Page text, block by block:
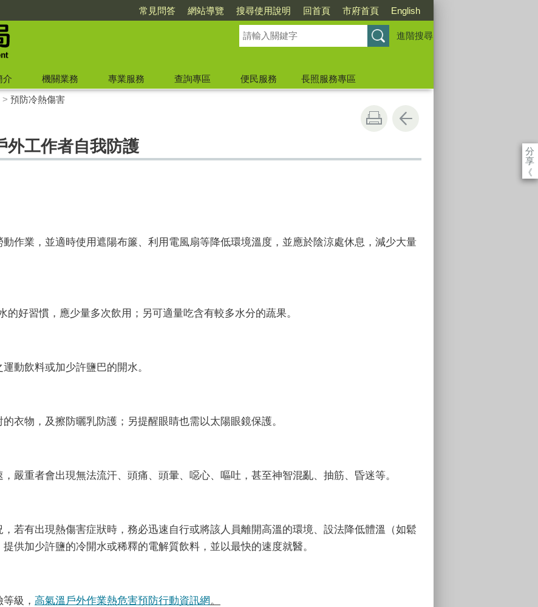
常見問答 網站導覽 搜尋使用說明 回首頁 市府首頁 English
進階搜尋
介 機關業務 專業服務 查詢專區 便民服務
長照服務專區
> 預防冷熱傷害
分
享
《
外工作者自我防護
作業，並適時使用遮陽布簾、利用電風扇等降低環境溫度，並應於陰涼處休息，減少大量
的好習慣，應少量多次飲用；另可適量吃含有較多水分的蔬果。
動飲料或加少許鹽巴的開水。
衣物，及擦防曬乳防護；另提醒眼睛也需以太陽眼鏡保護。
嚴重者會出現無法流汗、頭痛、頭暈、噁心、嘔吐，甚至神智混亂、抽筋、昏迷等。
若有出現熱傷害症狀時，務必迅速自行或將該人員離開高溫的環境、設法降低體溫（如鬆
供加少許鹽的冷開水或稀釋的電解質飲料，並以最快的速度就醫。
級， 高氣溫戶外作業熱危害預防行動資訊網 。